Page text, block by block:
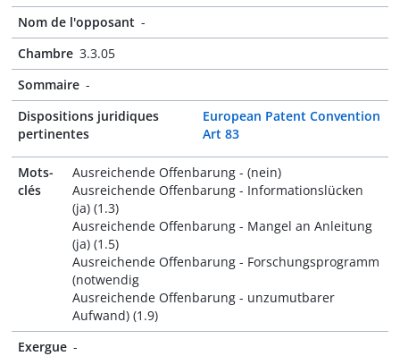
Nom de l'opposant -
Chambre 3.3.05
Sommaire -
Dispositions juridiques
pertinentes
European Patent Convention
Art 83
Mots-
clés
Ausreichende Offenbarung - (nein)
Ausreichende Offenbarung - Informationslücken
(ja) (1.3)
Ausreichende Offenbarung - Mangel an Anleitung
(ja) (1.5)
Ausreichende Offenbarung - Forschungsprogramm
(notwendig
Ausreichende Offenbarung - unzumutbarer
Aufwand) (1.9)
Exergue -